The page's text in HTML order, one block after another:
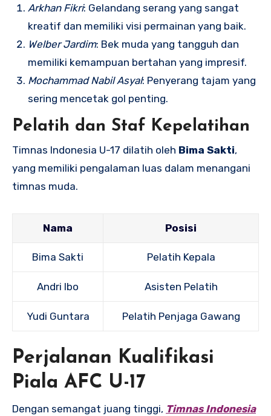
Arkhan Fikri: Gelandang serang yang sangat
kreatif dan memiliki visi permainan yang baik.
Welber Jardim: Bek muda yang tangguh dan
memiliki kemampuan bertahan yang impresif.
Mochammad Nabil Asyal: Penyerang tajam yang
sering mencetak gol penting.
Pelatih dan Staf Kepelatihan
Timnas Indonesia U-17 dilatih oleh Bima Sakti,
yang memiliki pengalaman luas dalam menangani
timnas muda.
Nama Posisi
Bima Sakti Pelatih Kepala
Andri Ibo Asisten Pelatih
Yudi Guntara Pelatih Penjaga Gawang
Perjalanan Kualifikasi
Piala AFC U-17
Dengan semangat juang tinggi, Timnas Indonesia